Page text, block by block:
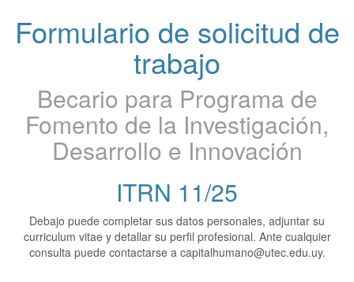
Formulario de solicitud de
trabajo
Becario para Programa de
Fomento de la Investigación,
Desarrollo e Innovación
ITRN 11/25
Debajo puede completar sus datos personales, adjuntar su
curriculum vitae y detallar su perfil profesional. Ante cualquier
consulta puede contactarse a capitalhumano@utec.edu.uy.